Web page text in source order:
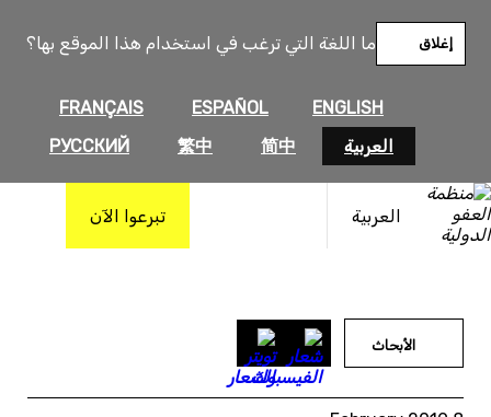
ما اللغة التي ترغب في استخدام هذا الموقع بها؟
ENGLISH
ESPAÑOL
FRANÇAIS
العربية
简中
繁中
РУССКИЙ
إغلاق
العربية تبرعوا الآن
المحتوى
الأبحاث